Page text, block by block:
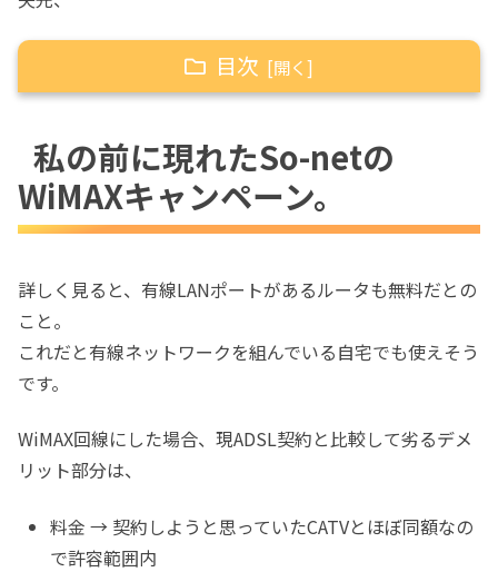
目次
したのはSo-netでした。
このとき自宅回線をダイヤルアップか
らADSLに変更しました。
ツ8M→ACCA12Mに変更。
私の前に現れたSo-netのWiMAXキャンペーン。
ルータが届きました。
私の前に現れたSo-netの
WiMAXキャンペーン。
詳しく見ると、有線LANポートがあるルータも無料だとの
こと。
これだと有線ネットワークを組んでいる自宅でも使えそう
です。
WiMAX回線にした場合、現ADSL契約と比較して劣るデメ
リット部分は、
料金 → 契約しようと思っていたCATVとほぼ同額なの
で許容範囲内